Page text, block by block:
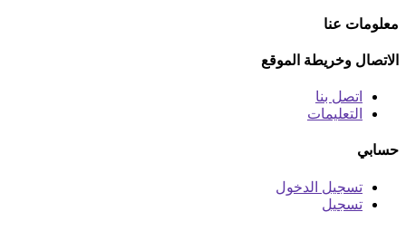
معلومات عنا
الاتصال وخريطة الموقع
اتصل بنا
التعليمات
حسابي
تسجيل الدخول
تسجيل